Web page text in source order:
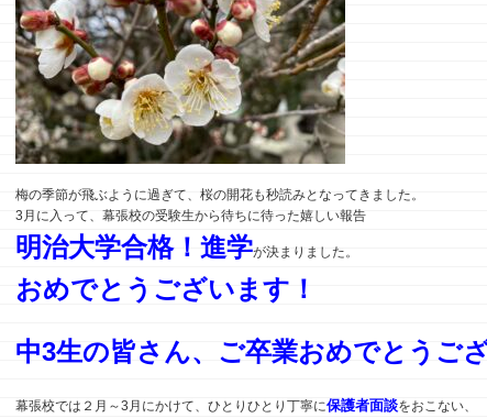
梅の季節が飛ぶように過ぎて、桜の開花も秒読みとなってきました。
3月に入って、幕張校の受験生から待ちに待った嬉しい報告
明治大学合格！進学が決まりました。
おめでとうございます！
中3生の皆さん、ご卒業おめでとうご
幕張校では２月～3月にかけて、ひとりひとり丁寧に保護者面談をおこない、